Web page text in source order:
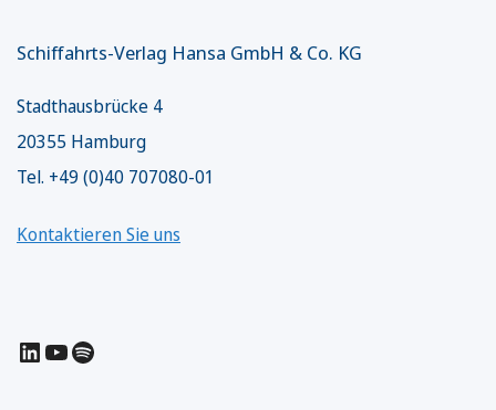
Schiffahrts-Verlag Hansa GmbH & Co. KG
Stadthausbrücke 4
20355 Hamburg
Tel. +49 (0)40 707080-01
Kontaktieren Sie uns
LinkedIn
YouTube
Spotify